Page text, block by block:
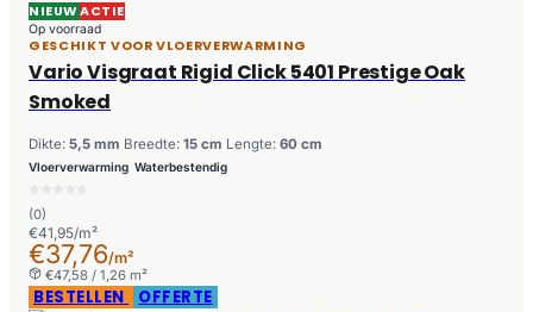
NIEUWACTIE
Op voorraad
GESCHIKT VOOR VLOERVERWARMING
Vario Visgraat Rigid Click 5401 Prestige Oak
Smoked
Dikte: 5,5 mm Breedte: 15 cm Lengte: 60 cm
Vloerverwarming Waterbestendig
(0)
€41,95/m²
€37,76/m²
€47,58 / 1,26 m²
BESTELLEN OFFERTE